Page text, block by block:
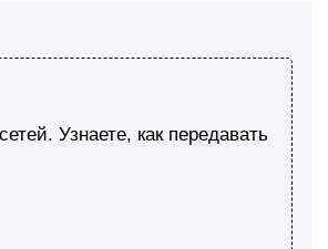
Узнаете, как передавать